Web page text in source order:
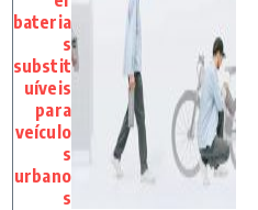
bateria
s
substit
uíveis
para
veículo
s
urbano
s